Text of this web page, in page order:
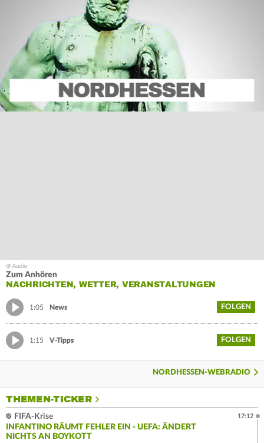
Zum Anhören
NACHRICHTEN, WETTER, VERANSTALTUNGEN
1:05 News FOLGEN
1:15 V-Tipps FOLGEN
NORDHESSEN-WEBRADIO
THEMEN-TICKER
FIFA-Krise
INFANTINO RÄUMT FEHLER EIN - UEFA: ÄNDERT
NICHTS AN BOYKOTT
17:12